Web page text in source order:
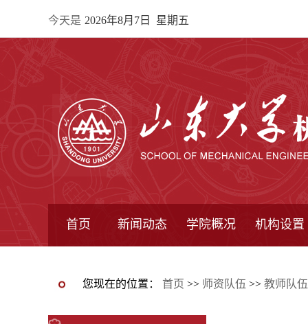
今天是 2026年8月7日 星期五
首页 新闻动态 学院概况 机构设置
您现在的位置： 首页 >> 师资队伍 >> 教师队伍